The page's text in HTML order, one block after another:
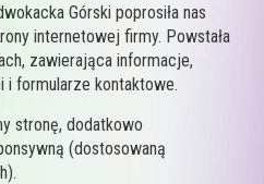
Górski poprosiła nas
internetowej firmy. Powstała
zawierająca informacje,
i formularze kontaktowe.
stronę, dodatkowo
(dostosowaną